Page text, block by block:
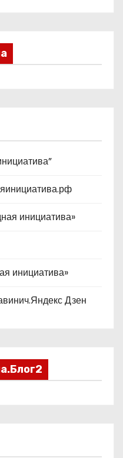
инициатива»
инициатива»
Дзен